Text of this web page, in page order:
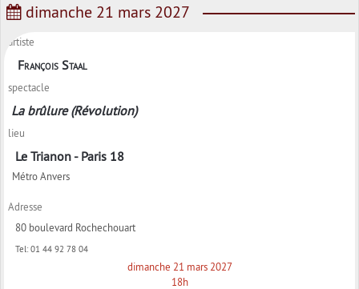
dimanche 21 mars 2027
artiste
François Staal
spectacle
La brûlure (Révolution)
lieu
Le Trianon - Paris 18
Métro Anvers
Adresse
80 boulevard Rochechouart
Tel: 01 44 92 78 04
dimanche 21 mars 2027
18h